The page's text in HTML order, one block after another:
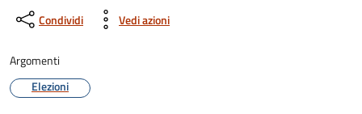
Condividi Vedi azioni
Argomenti
Elezioni